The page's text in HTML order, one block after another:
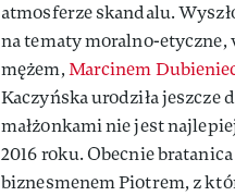
atmosferze skandalu.
na tematy moralno-etyczne,
mężem,Marcinem
Kaczyńska urodziła jeszcze
małżonkami nie jest
2016 roku. Obecnie
biznesmenem Piotrem, z